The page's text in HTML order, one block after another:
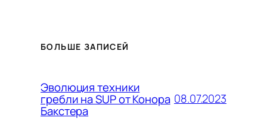
БОЛЬШЕ ЗАПИСЕЙ
Эволюция техники
гребли на SUP от Конора
Бакстера
08.07.2023